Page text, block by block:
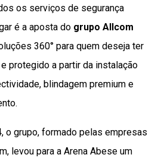
os serviços de segurança
é a aposta do grupo Allcom
360° para quem deseja ter
protegido a partir da instalação
blindagem premium e
o grupo, formado pelas empresas
levou para a Arena Abese um